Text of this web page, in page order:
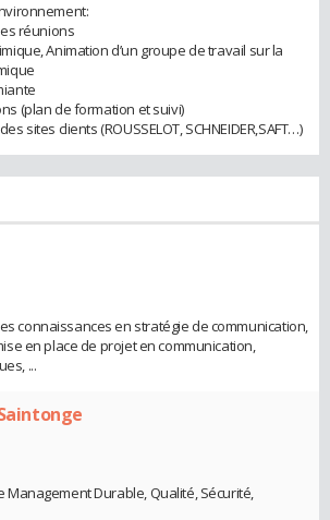
réunions
Animation d’un groupe de travail sur la
(plan de formation et suivi)
sites clients (ROUSSELOT, SCHNEIDER,SAFT…)
connaissances en stratégie de communication,
en place de projet en communication,
...
Management Durable, Qualité, Sécurité,